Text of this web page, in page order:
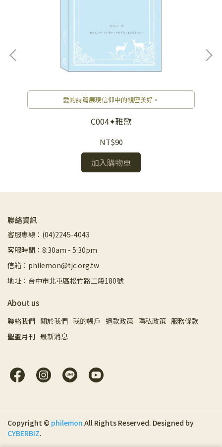
愛的詩篇展現信仰中的親密美好。
C004✦雅歌
NT$90
加入購物車
聯絡資訊
客服專線：(04)2245-4043
客服時間：8:30am - 5:30pm
信箱：philemon@tjc.org.tw
地址：台中市北屯區松竹路二段180號
About us
聯絡我們 關於我們 我的帳戶 退款政策 隱私政策 服務條款
聖靈月刊 最新消息
Copyright © philemon All Rights Reserved. Designed by
CYBERBIZ.